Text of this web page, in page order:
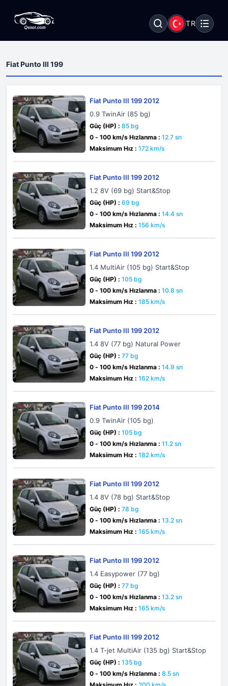
TR
Fiat Punto III 199
Fiat Punto III 199 2012
0.9 TwinAir (85 bg)
Güç (HP) : 85 bg
0 - 100 km/s Hızlanma : 12.7 sn
Maksimum Hız : 172 km/s
Fiat Punto III 199 2012
1.2 8V (69 bg) Start&Stop
Güç (HP) : 69 bg
0 - 100 km/s Hızlanma : 14.4 sn
Maksimum Hız : 156 km/s
Fiat Punto III 199 2012
1.4 MultiAir (105 bg) Start&Stop
Güç (HP) : 105 bg
0 - 100 km/s Hızlanma : 10.8 sn
Maksimum Hız : 185 km/s
Fiat Punto III 199 2012
1.4 8V (77 bg) Natural Power
Güç (HP) : 77 bg
0 - 100 km/s Hızlanma : 14.9 sn
Maksimum Hız : 162 km/s
Fiat Punto III 199 2014
0.9 TwinAir (105 bg)
Güç (HP) : 105 bg
0 - 100 km/s Hızlanma : 11.2 sn
Maksimum Hız : 182 km/s
Fiat Punto III 199 2012
1.4 8V (78 bg) Start&Stop
Güç (HP) : 78 bg
0 - 100 km/s Hızlanma : 13.2 sn
Maksimum Hız : 165 km/s
Fiat Punto III 199 2012
1.4 Easypower (77 bg)
Güç (HP) : 77 bg
0 - 100 km/s Hızlanma : 13.2 sn
Maksimum Hız : 165 km/s
Fiat Punto III 199 2012
1.4 T-jet MultiAir (135 bg) Start&Stop
Güç (HP) : 135 bg
0 - 100 km/s Hızlanma : 8.5 sn